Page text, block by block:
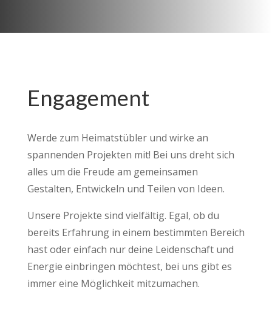
Engagement
Werde zum Heimatstübler und wirke an
spannenden Projekten mit! Bei uns dreht sich
alles um die Freude am gemeinsamen
Gestalten, Entwickeln und Teilen von Ideen.
Unsere Projekte sind vielfältig. Egal, ob du
bereits Erfahrung in einem bestimmten Bereich
hast oder einfach nur deine Leidenschaft und
Energie einbringen möchtest, bei uns gibt es
immer eine Möglichkeit mitzumachen.